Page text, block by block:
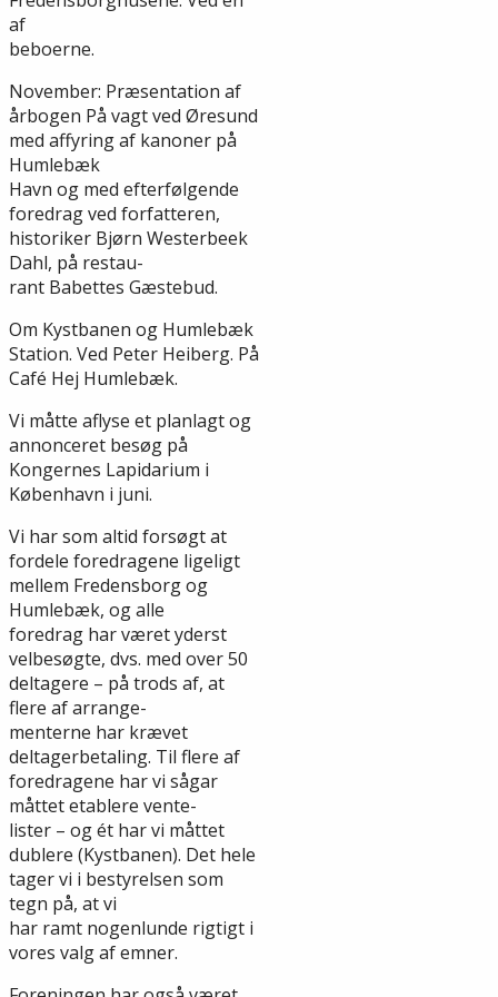
af
beboerne.
November: Præsentation af
årbogen På vagt ved Øresund
med affyring af kanoner på
Humlebæk
Havn og med efterfølgende
foredrag ved forfatteren,
historiker Bjørn Westerbeek
Dahl, på restau-
rant Babettes Gæstebud.
Om Kystbanen og Humlebæk
Station. Ved Peter Heiberg. På
Café Hej Humlebæk.
Vi måtte aflyse et planlagt og
annonceret besøg på
Kongernes Lapidarium i
København i juni.
Vi har som altid forsøgt at
fordele foredragene ligeligt
mellem Fredensborg og
Humlebæk, og alle
foredrag har været yderst
velbesøgte, dvs. med over 50
deltagere – på trods af, at
flere af arrange-
menterne har krævet
deltagerbetaling. Til flere af
foredragene har vi sågar
måttet etablere vente-
lister – og ét har vi måttet
dublere (Kystbanen). Det hele
tager vi i bestyrelsen som
tegn på, at vi
har ramt nogenlunde rigtigt i
vores valg af emner.